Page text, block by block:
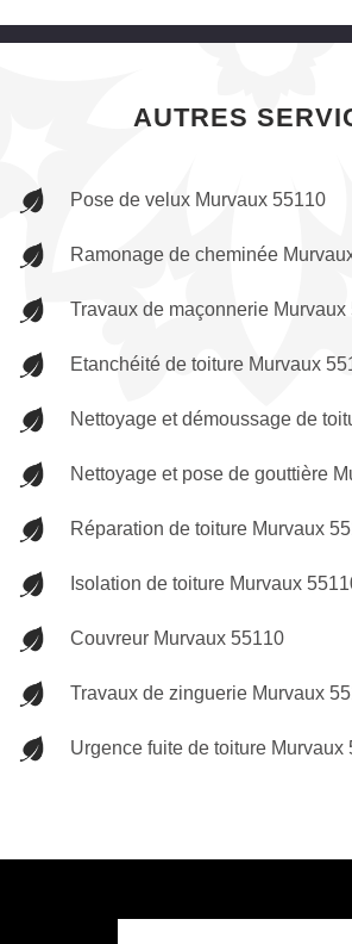
AUTRES
Pose de velux Murvaux 55110
Ramonage de cheminée
Travaux de maçonnerie Murvaux
Etanchéité de toiture Murvaux
Nettoyage et démoussage de
Nettoyage et pose de gouttière
Réparation de toiture Murvaux
Isolation de toiture Murvaux
Couvreur Murvaux 55110
Travaux de zinguerie Murvaux
Urgence fuite de toiture Murvaux